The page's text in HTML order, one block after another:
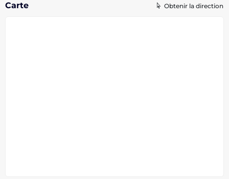
Carte Obtenir la direction